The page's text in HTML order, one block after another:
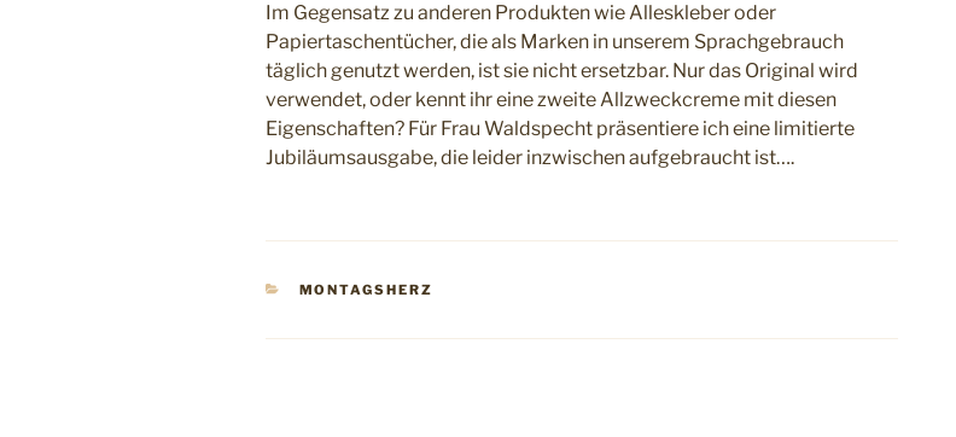
Im Gegensatz zu anderen Produkten wie Alleskleber oder
Papiertaschentücher, die als Marken in unserem Sprachgebrauch
täglich genutzt werden, ist sie nicht ersetzbar. Nur das Original wird
verwendet, oder kennt ihr eine zweite Allzweckcreme mit diesen
Eigenschaften? Für Frau Waldspecht präsentiere ich eine limitierte
Jubiläumsausgabe, die leider inzwischen aufgebraucht ist….
KATEGORIEN
MONTAGSHERZ